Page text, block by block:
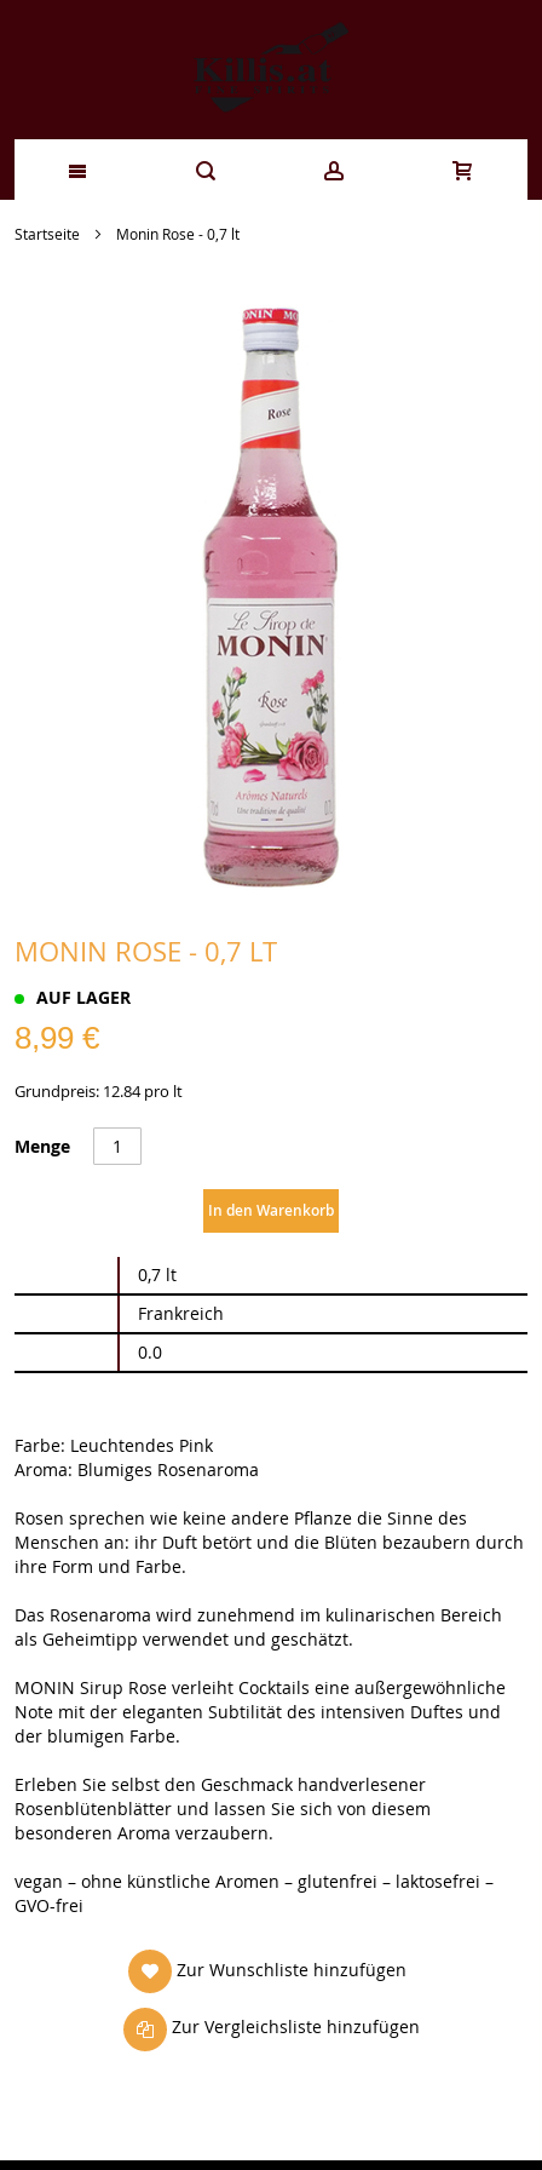
Zum
Startseite Monin Rose - 0,7 lt
MONIN ROSE - 0,7 LT
AUF LAGER
8,99 €
Grundpreis: 12.84 pro lt
Menge
In den Warenkorb
Informationen
0,7 lt
Frankreich
0.0
Farbe: Leuchtendes Pink
Aroma: Blumiges Rosenaroma
Rosen sprechen wie keine andere Pflanze die Sinne des
Menschen an: ihr Duft betört und die Blüten bezaubern durch
ihre Form und Farbe.
Das Rosenaroma wird zunehmend im kulinarischen Bereich
als Geheimtipp verwendet und geschätzt.
MONIN Sirup Rose verleiht Cocktails eine außergewöhnliche
Note mit der eleganten Subtilität des intensiven Duftes und
der blumigen Farbe.
Erleben Sie selbst den Geschmack handverlesener
Rosenblütenblätter und lassen Sie sich von diesem
besonderen Aroma verzaubern.
vegan – ohne künstliche Aromen – glutenfrei – laktosefrei –
GVO-frei
Zur Wunschliste hinzufügen
Zur Vergleichsliste hinzufügen